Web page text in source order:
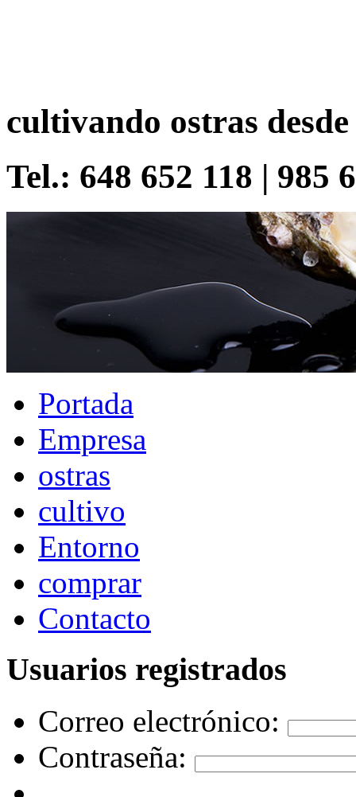
cultivando ostras desde
Tel.: 648 652 118 | 985
Portada
Empresa
ostras
cultivo
Entorno
comprar
Contacto
Usuarios registrados
Correo electrónico:
Contraseña: